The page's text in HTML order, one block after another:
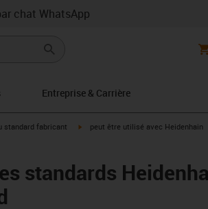
chat WhatsApp
Entreprise & Carrière
standard fabricant igus-icon-arrow-right
peut être utilisé avec Heidenhain
standards